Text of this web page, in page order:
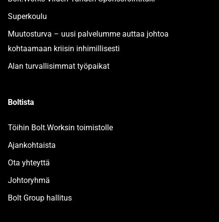
Superkoulu
Muutosturva – uusi palvelumme auttaa johtoa
kohtaamaan kriisin inhimillisesti
Alan turvallisimmat työpaikat
Boltista
Töihin Bolt.Worksin toimistolle
Ajankohtaista
Ota yhteyttä
Johtoryhmä
Bolt Group hallitus